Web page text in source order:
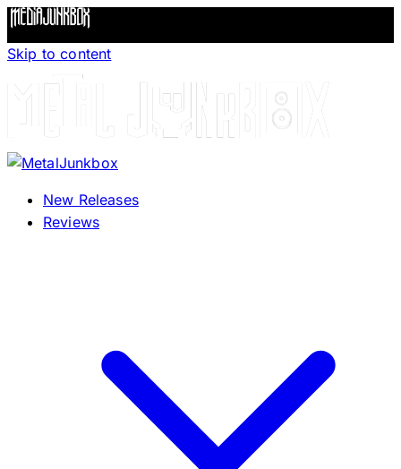
Skip to content
New Releases
Reviews